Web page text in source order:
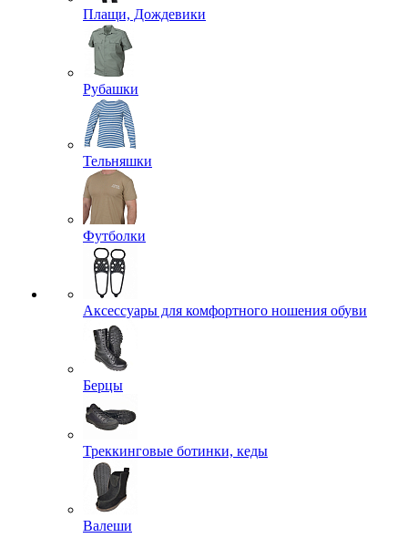
Плащи, Дождевики
Рубашки
Тельняшки
Футболки
Аксессуары для комфортного ношения обуви
Берцы
Треккинговые ботинки, кеды
Валеши